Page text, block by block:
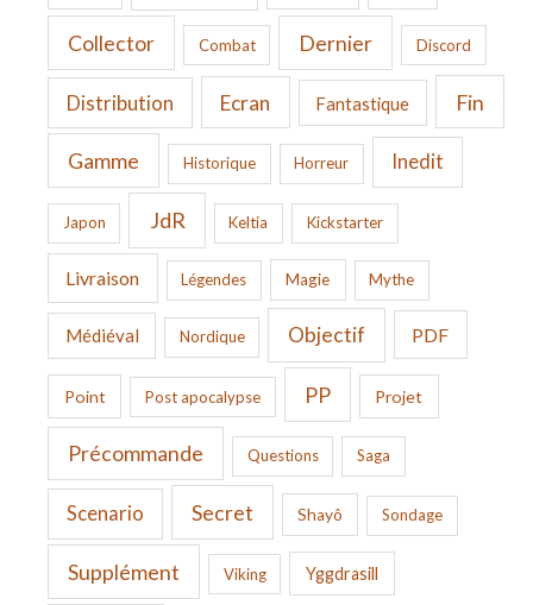
Collector Combat Dernier Discord
Distribution Ecran Fantastique Fin
Gamme Historique Horreur Inedit
Japon JdR Keltia Kickstarter
Livraison Légendes Magie Mythe
Médiéval Nordique Objectif PDF
Point Post apocalypse PP Projet
Précommande Questions Saga
Scenario Secret Shayô Sondage
Supplément Viking Yggdrasill